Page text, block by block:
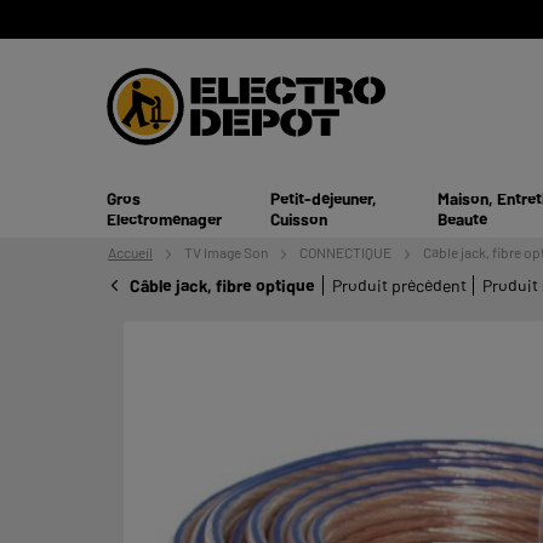
Gros
Electroménager
Petit-déjeuner,
Cuisson
Maison,
Beauté
Accueil TV Image Son CONNECTIQUE Câble jack, fibre
Câble jack, fibre optique Produit précédent Produit